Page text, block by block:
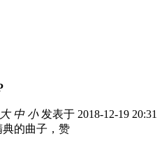
大 中 小发表于 2018-12-19 20:31
典的曲子，赞